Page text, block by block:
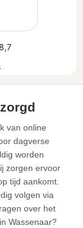
van online
dagverse
worden
zorgen ervoor
tijd aankomt.
volgen via
over het
Wassenaar?